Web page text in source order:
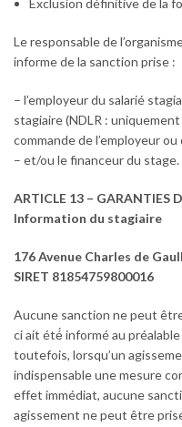
Exclusion définitive de la
Le responsable de
informe de la sanction prise :
– l’employeur du salarié
stagiaire (NDLR :
commande de l’employeur
– et/ou le financeur du stage.
ARTICLE 13 – GARANTIES
Information du stagiaire
176 Avenue Charles de
SIRET 81854759800016
Aucune sanction ne peut
ci ait été́ informé au
toutefois, lorsqu’un
indispensable une mesure
effet immédiat, aucune
agissement ne peut être